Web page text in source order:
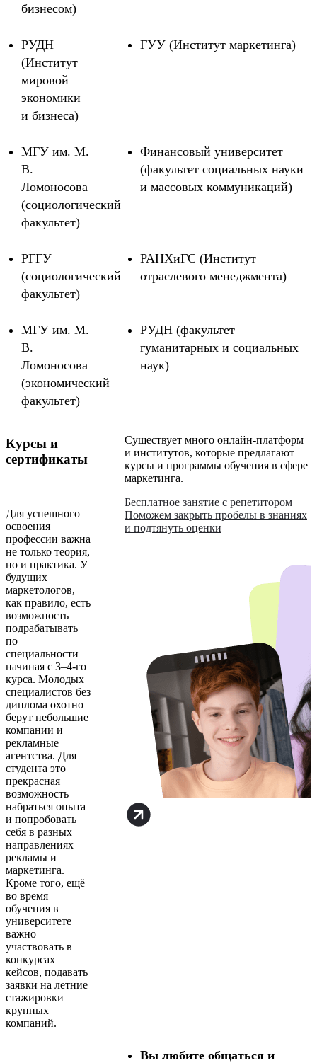
бизнесом)
РУДН
(Институт
мировой
экономики
и бизнеса)
ГУУ (Институт маркетинга)
МГУ им. М.
В.
Ломоносова
(социологический
факультет)
Финансовый университет
(факультет социальных науки
и массовых коммуникаций)
РГГУ
(социологический
факультет)
РАНХиГС (Институт
отраслевого менеджмента)
МГУ им. М.
В.
Ломоносова
(экономический
факультет)
РУДН (факультет
гуманитарных и социальных
наук)
Курсы и
сертификаты
Существует много онлайн-платформ
и институтов, которые предлагают
курсы и программы обучения в сфере
маркетинга.
Для успешного
освоения
профессии важна
не только теория,
но и практика. У
будущих
маркетологов,
как правило, есть
возможность
подрабатывать
по
специальности
начиная с 3–4-го
курса. Молодых
специалистов без
диплома охотно
берут небольшие
компании и
рекламные
агентства. Для
студента это
прекрасная
возможность
набраться опыта
и попробовать
себя в разных
направлениях
рекламы и
маркетинга.
‍Кроме того, ещё
во время
обучения в
университете
важно
участвовать в
конкурсах
кейсов, подавать
заявки на летние
стажировки
крупных
компаний.
Бесплатное занятие с репетитором
Поможем закрыть пробелы в знаниях
и подтянуть оценки
Вы любите общаться и